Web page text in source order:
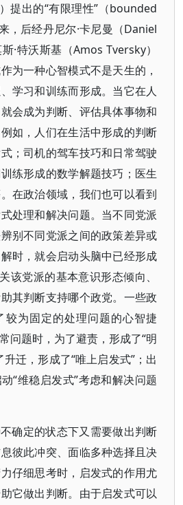
提出的“有限理性”（bounded
，后经丹尼尔·卡尼曼（Daniel
·特沃斯基（Amos Tversky）
为一种心智模式不是天生的，
学习和训练而形成。当它在人
会成为判断、评估具体事物和
如，人们在生活中形成的判断
；司机的驾车技巧和日常驾驶
练形成的数学解题技巧；医生
在政治领域，我们也可以看到
处理和解决问题。当不同党派
别不同党派之间的政策差异或
时，就会启动头脑中已经形成
该党派的基本意识形态倾向、
其判断支持哪个政党。一些政
较为固定的处理问题的心智捷
问题时，为了避责，形成了“明
迁，形成了“唯上启发式”；出
“维稳启发式”考虑和解决问题
确定的状态下又需要做出判断
彼此冲突、面临多种选择且决
仔细思考时，启发式的作用尤
它做出判断。由于启发式可以